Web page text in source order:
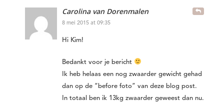
Carolina van Dorenmalen
8 mei 2015 at 09:35
Hi Kim!
Bedankt voor je bericht
Ik heb helaas een nog zwaarder gewicht gehad
dan op de “before foto” van deze blog post.
In totaal ben ik 13kg zwaarder geweest dan nu.